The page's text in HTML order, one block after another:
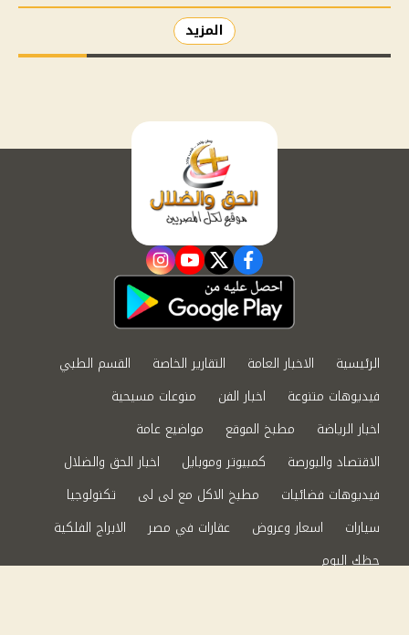
المزيد
facebook
twitter
youtube
instagram
الرئيسية الاخبار العامة التقارير الخاصة
القسم الطبي
فيديوهات متنوعة
اخبار الفن
منوعات مسيحية
اخبار الرياضة
مطبخ الموقع
مواضيع عامة
الاقتصاد والبورصة
كمبيوتر وموبايل
اخبار الحق والضلال
فيديوهات فضائيات
مطبخ الاكل مع لى لى
تكنولوجيا
سيارات
اسعار وعروض عقارات في مصر
الابراج الفلكية
حظك اليوم